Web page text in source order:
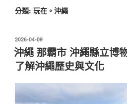
分類: 玩在。沖繩
發
佈
於
2026-04-09
沖繩 那霸市 沖繩縣立博
了解沖繩歷史與文化